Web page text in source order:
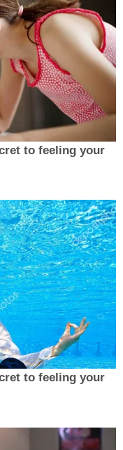
to feeling your
to feeling your